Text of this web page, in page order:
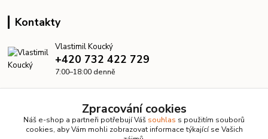
Kontakty
Vlastimil Koucký
+420 732 422 729
7:00–18:00 denně
Zpracování cookies
Náš e-shop a partneři potřebují Váš souhlas s použitím souborů
cookies, aby Vám mohli zobrazovat informace týkající se Vašich